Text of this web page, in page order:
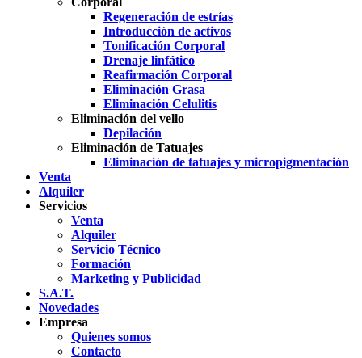
Regeneración de estrías
Introducción de activos
Tonificación Corporal
Drenaje linfático
Reafirmación Corporal
Eliminación Grasa
Eliminación Celulitis
Eliminación del vello
Depilación
Eliminación de Tatuajes
Eliminación de tatuajes y micropigmentación
Venta
Alquiler
Servicios
Venta
Alquiler
Servicio Técnico
Formación
Marketing y Publicidad
S.A.T.
Novedades
Empresa
Quienes somos
Contacto